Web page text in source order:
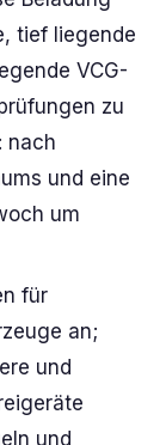
tief liegende
VCG-
zu
nach
und eine
um
für
an;
und
und